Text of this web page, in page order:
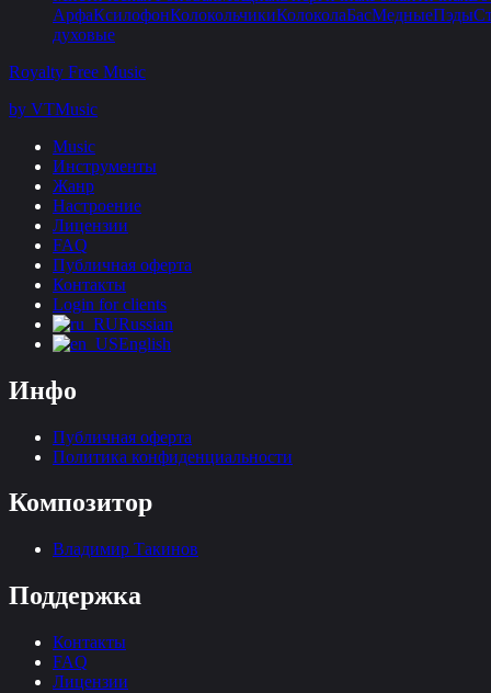
АрфаКсилофонКолокольчикиКолоколаБасМедныеПэды
духовые
Royalty Free Music
by VTMusic
Music
Инструменты
Жанр
Настроение
Лицензии
FAQ
Публичная оферта
Контакты
Login for clients
Russian
English
Инфо
Публичная оферта
Политика конфиденциальности
Композитор
Владимир Такинов
Поддержка
Контакты
FAQ
Лицензии